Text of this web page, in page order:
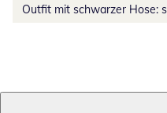
Outfit mit schwarzer Hose: